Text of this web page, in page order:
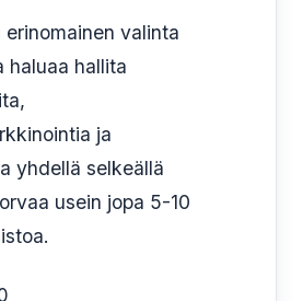
valinta
haluaa hallita
ja
yhdellä selkeällä
usein jopa 5-10